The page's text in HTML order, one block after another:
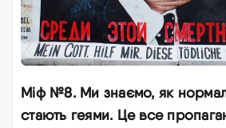
Міф №8. Ми знаємо, як
стають геями. Це все